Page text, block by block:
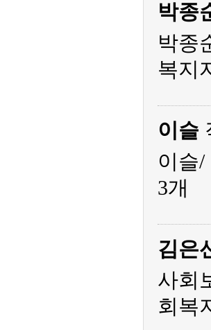
박종
박종
복지
이슬
이슬
3개
김은
사회
회복